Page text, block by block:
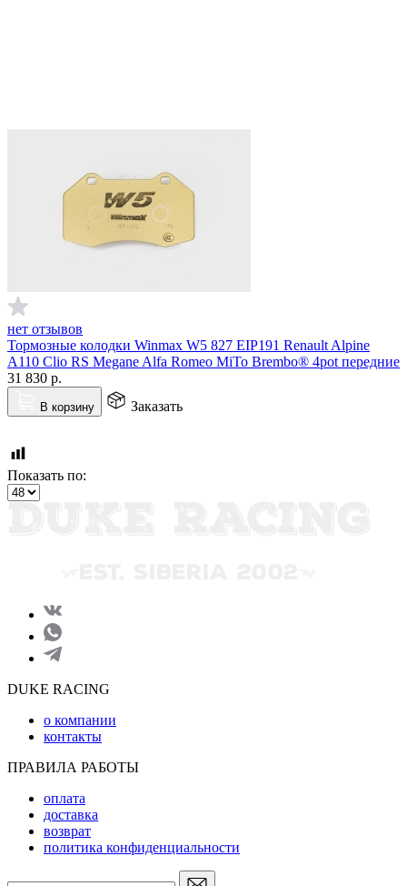
нет отзывов
Тормозные колодки Winmax W5 827 EIP191 Renault Alpine
A110 Clio RS Megane Alfa Romeo MiTo Brembo® 4pot передние
31 830 р.
В корзину Заказать
Показать по:
DUKE RACING
о компании
контакты
ПРАВИЛА РАБОТЫ
оплата
доставка
возврат
политика конфиденциальности